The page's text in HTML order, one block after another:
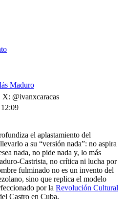
Maduro
@ivanxcaracas
el aplastamiento del
a su “versión nada”: no aspira
nada, no pide nada y, lo más
Castrista, no crítica ni lucha por
fulminado no es un invento del
sino que replica el modelo
por la Revolución Cultural
Castro en Cuba.